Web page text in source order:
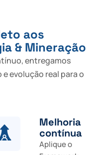
aos
& Mineração
entregamos
evolução real para o
Melhoria
contínua
Aplique o